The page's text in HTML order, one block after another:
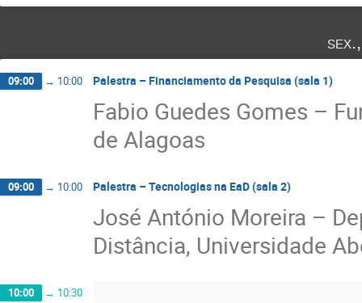
09:00 → 10:00 Palestra – Financiamento da Pesquisa (sala 1)
Fabio Guedes Gomes –
de Alagoas
09:00 → 10:00 Palestra – Tecnologias na EaD (sala 2)
José António Moreira –
Distância, Universidade
10:00 → 10:30